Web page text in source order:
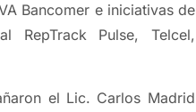
Bancomer e iniciativas de
RepTrack Pulse, Telcel,
el Lic. Carlos Madrid